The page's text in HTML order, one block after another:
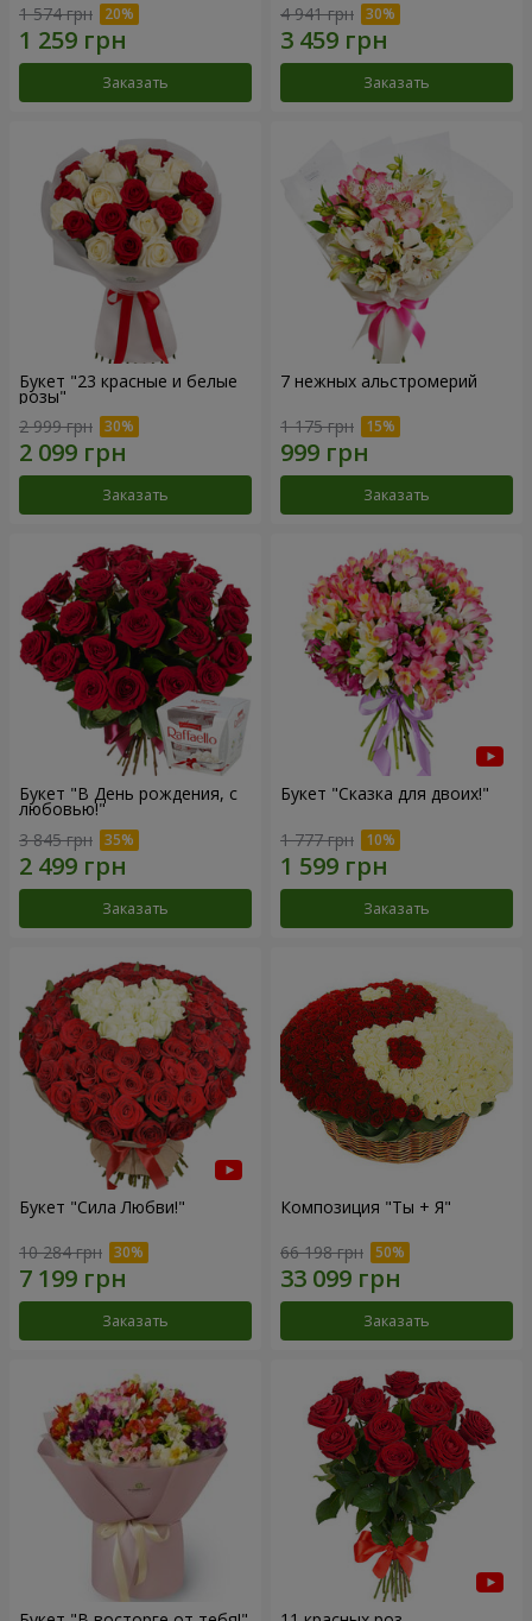
1 574 грн
Заказать
4 941 грн
Заказать
Букет "23 красные и белые
розы"
2 999 грн
Заказать
7 нежных альстромерий
1 175 грн
Заказать
Букет "В День рождения, с
любовью!"
3 845 грн
Заказать
Букет "Сказка для двоих!"
1 777 грн
Заказать
Букет "Сила Любви!"
10 284 грн
Заказать
Композиция "Ты + Я"
66 198 грн
Заказать